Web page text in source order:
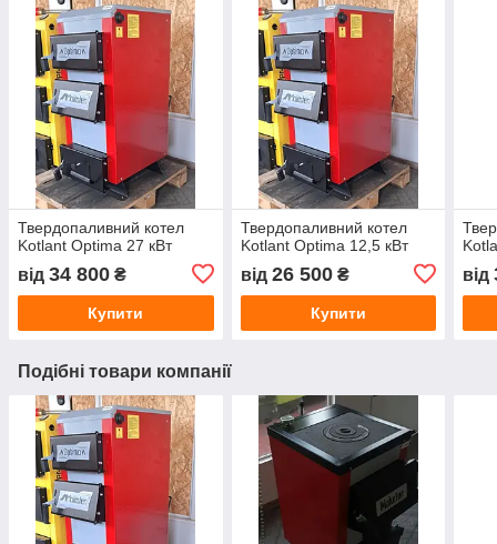
Твердопаливний котел
Kotlant Optima 27 кВт
від 34 800 ₴
Купити
Твердопаливний котел
Kotlant Optima 12,5 кВт
від 26 500₴
Купити
від
Подібні товари компанії